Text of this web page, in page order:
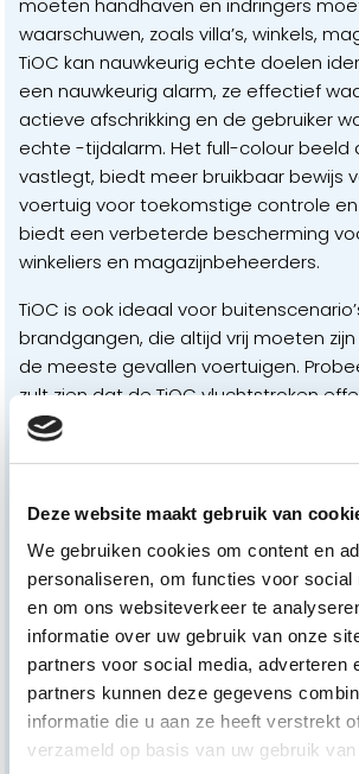
Deze website maakt gebruik van
We gebruiken cookies om content en
personaliseren, om functies voor social
en om ons websiteverkeer te
informatie over uw gebruik van onze
partners voor social media, adverteren
partners kunnen deze gegevens
informatie die u aan ze heeft verstrekt
verzameld op basis van uw gebruik
moeten handhaven en indringers
waarschuwen, zoals villa’s, winkels,
TiOC kan nauwkeurig echte doelen
een nauwkeurig alarm, ze effectief
actieve afschrikking en de gebruiker
echte -tijdalarm. Het full-colour beeld
vastlegt, biedt meer bruikbaar bewijs
voertuig voor toekomstige controle
biedt een verbeterde bescherming
winkeliers en magazijnbeheerders.
TiOC is ook ideaal voor
brandgangen, die altijd vrij moeten
de meeste gevallen voertuigen.
zult zien dat de TiOC vluchtstroken
houden en werkt als een
De krachtige Dahua TiOC-oplossing
colour monitoring, actieve afschrikking
WizSense IP-camera’s, HDCVI 6.0-
aankomende PTZ-camera’s,
toepasbaar is in villa’s, winkels,
brandweerkazernes en plaatsen.
“Een veiliger samenleving en slimmer
maken”, zal Dahua Technology zich
op “Innovatie, kwaliteit en service” om